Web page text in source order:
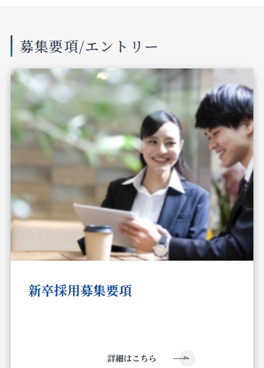
募集要項/エントリー
新卒採用募集要項
詳細はこちら